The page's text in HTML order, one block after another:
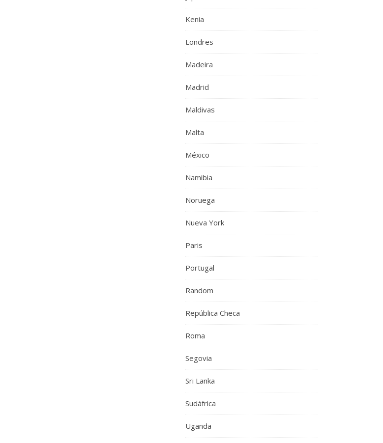
Kenia
Londres
Madeira
Madrid
Maldivas
Malta
México
Namibia
Noruega
Nueva York
Paris
Portugal
Random
República Checa
Roma
Segovia
Sri Lanka
Sudáfrica
Uganda